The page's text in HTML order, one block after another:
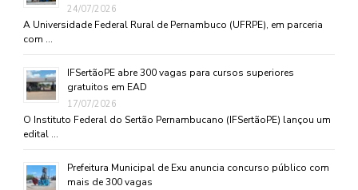
24/07/2026
A Universidade Federal Rural de Pernambuco (UFRPE), em parceria
com …
IFSertãoPE abre 300 vagas para cursos superiores
gratuitos em EAD
17/07/2026
O Instituto Federal do Sertão Pernambucano (IFSertãoPE) lançou um
edital …
Prefeitura Municipal de Exu anuncia concurso público com
mais de 300 vagas